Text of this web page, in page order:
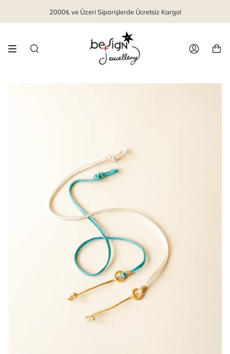
2000₺ ve Üzeri Siparişlerde Ücretsiz Kargo!
Arama Hesap